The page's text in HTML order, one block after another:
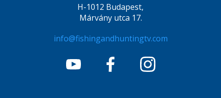
H-1012 Budapest,
Márvány utca 17.
info@fishingandhuntingtv.com